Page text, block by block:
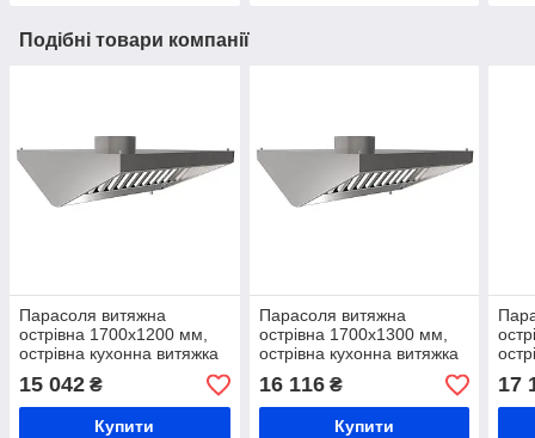
Подібні товари компанії
Парасоля витяжна
острівна 1700х1200 мм,
острівна кухонна витяжка
на професійну кухню,
витяжний зонт, парасоля
витяжна кухонна
15 042 ₴
Купити
Парасоля витяжна
острівна 1700х1300 мм,
острівна кухонна витяжка
на професійну кухню,
витяжний зонт, парасоля
витяжна кухонна
16 116₴
Купити
на
17